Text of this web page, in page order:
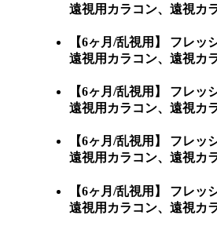
遠視用カラコン、遠視カ
【6ヶ月/乱視用】 フレ
遠視用カラコン、遠視カ
【6ヶ月/乱視用】 フレ
遠視用カラコン、遠視カ
【6ヶ月/乱視用】 フレ
遠視用カラコン、遠視カ
【6ヶ月/乱視用】 フレ
遠視用カラコン、遠視カ